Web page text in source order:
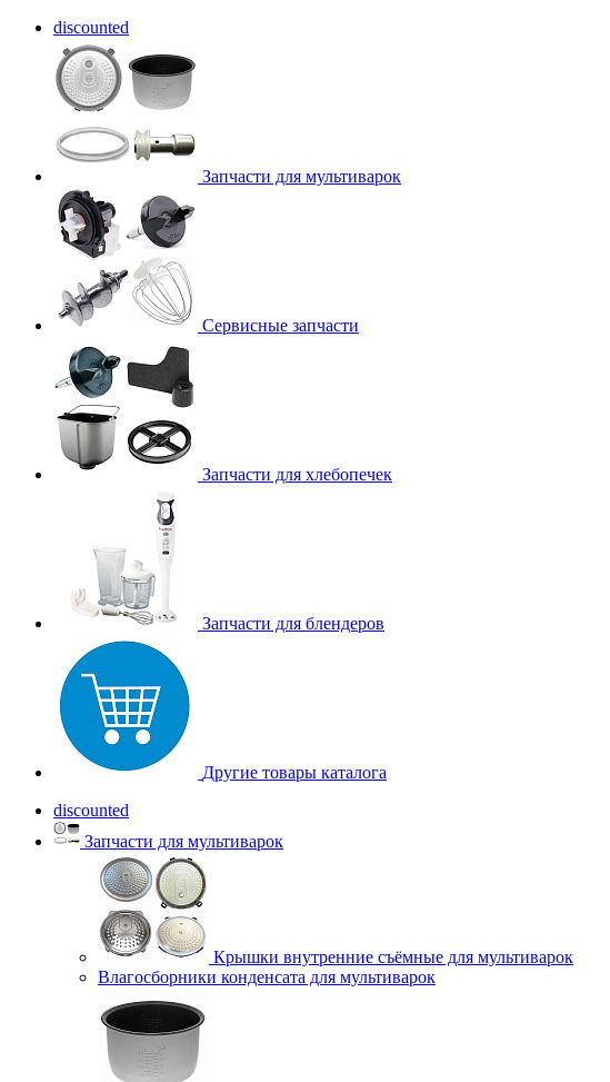
discounted
Запчасти для мультиварок
Сервисные запчасти
Запчасти для хлебопечек
Запчасти для блендеров
Другие товары каталога
discounted
Запчасти для мультиварок
Крышки внутренние съёмные для мультиварок
Влагосборники конденсата для мультиварок